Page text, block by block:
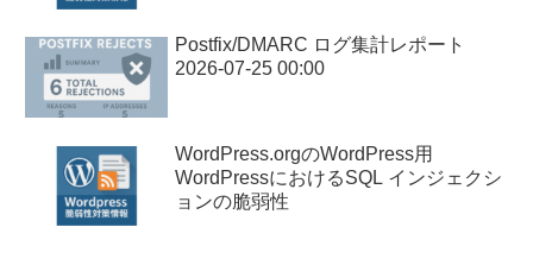
Postfix/DMARC ログ集計レポート
2026-07-25 00:00
WordPress.orgのWordPress用
WordPressにおけるSQL インジェクシ
ョンの脆弱性